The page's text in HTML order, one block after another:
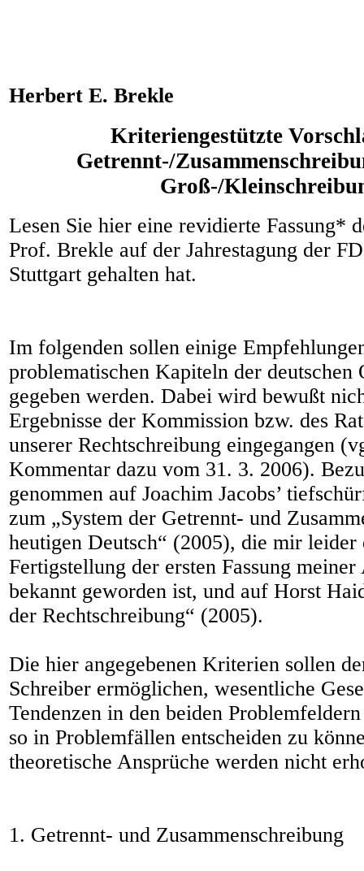
Herbert E. Brekle
Kriteriengestützte
Getrennt-/
Groß-/
Lesen Sie hier eine revidierte Fassung*
Prof. Brekle auf der Jahrestagung der
Stuttgart gehalten hat.
Im folgenden sollen einige
problematischen Kapiteln der deutschen
gegeben werden. Dabei wird bewußt
Ergebnisse der Kommission bzw. des
unserer Rechtschreibung eingegangen
Kommentar dazu vom 31. 3. 2006).
genommen auf Joachim Jacobs’
zum „System der Getrennt- und
heutigen Deutsch“ (2005), die mir leider
Fertigstellung der ersten Fassung
bekannt geworden ist, und auf Horst
der Rechtschreibung“ (2005).
Die hier angegebenen Kriterien sollen
Schreiber ermöglichen, wesentliche
Tendenzen in den beiden
so in Problemfällen entscheiden zu
theoretische Ansprüche werden nicht
1. Getrennt- und Zusammenschreibung